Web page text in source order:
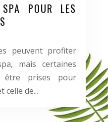
POUR LES
peuvent profiter
mais certaines
être prises pour
celle de...